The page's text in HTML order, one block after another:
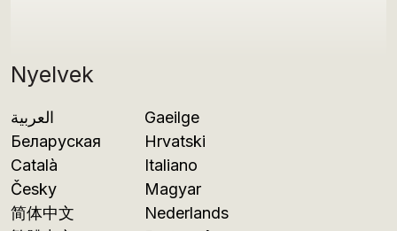
Nyelvek
العربية
Беларуская
Català
Česky
简体中文
Gaeilge
Hrvatski
Italiano
Magyar
Nederlands